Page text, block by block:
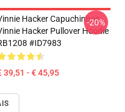
Hacker Capuchinhos...
Hacker Pullover Hoodie
#ID7983
39,51 - € 45,95
-20%